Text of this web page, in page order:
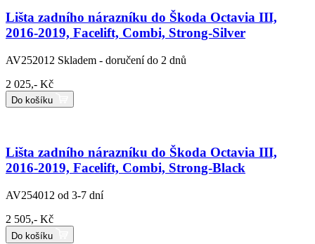
Lišta zadního nárazníku do Škoda Octavia III,
2016-2019, Facelift, Combi, Strong-Silver
AV252012 Skladem - doručení do 2 dnů
2 025,- Kč
Do košíku
Lišta zadního nárazníku do Škoda Octavia III,
2016-2019, Facelift, Combi, Strong-Black
AV254012 od 3-7 dní
2 505,- Kč
Do košíku